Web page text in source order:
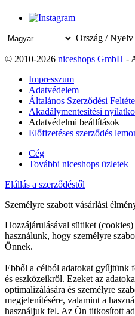
Ország / Nyelv
© 2010-2026 niceshops GmbH -
Impresszum
Adatvédelem
Általános Szerződési
Akadálymentesítési
Adatvédelmi beállítások
Előfizetéses szerződés
Cég
További niceshops üzletek
Elállás a szerződéstől
Személyre szabott vásárlási
Hozzájárulásával sütiket
használunk, hogy személyre
Önnek.
Ebből a célból adatokat gyűjtünk
és eszközeikről. Ezeket az
optimalizálására és személyre
megjelenítésére, valamint a
használjuk fel. Az Ön titkosított